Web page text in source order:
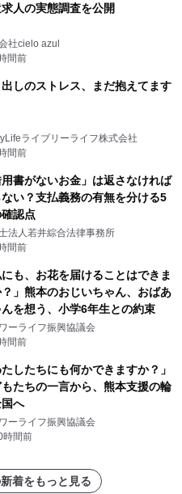
人の実態調査を公開
社cielo azul
間前
出しのストレス、まだ抱えてます
ライブリーライフ株式会社
間前
用書がないお金」は返さなければ
い？支払義務の有無を分ける5
認点
法人若井綜合法律事務所
間前
にも、お花を届けることはできま
」熊本のおじいちゃん、おばあ
を想う、小学6年生との約束
ーライフ振興協議会
間前
たしたちにも何かできますか？」
たちの一言から、熊本支援の輪
へ
ーライフ振興協議会
時間前
着をもっと見る